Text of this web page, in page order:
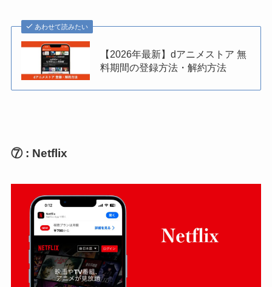
あわせて読みたい
【2026年最新】dアニメストア 無
料期間の登録方法・解約方法
⑦ : Netflix